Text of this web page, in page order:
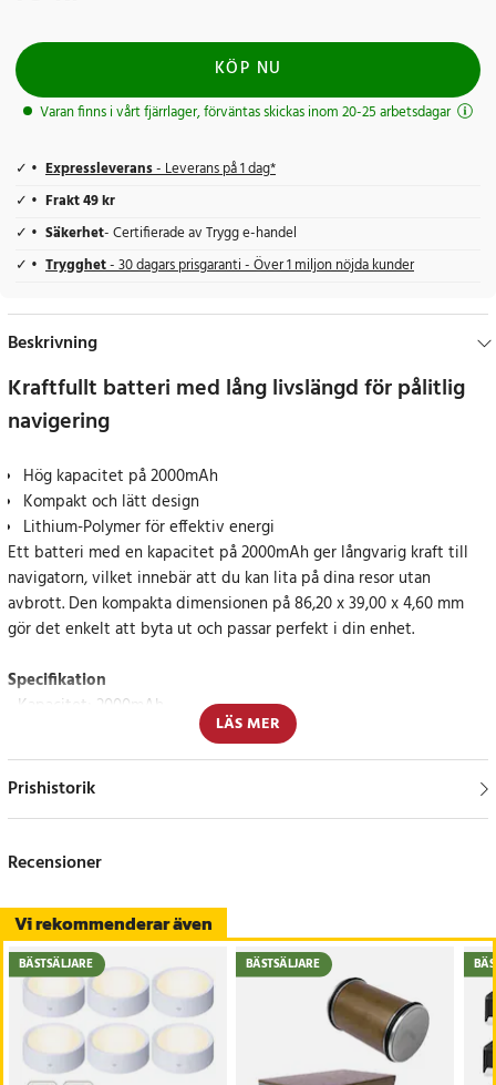
KÖP NU
Varan finns i vårt fjärrlager, förväntas skickas inom 20-25 arbetsdagar
Expressleverans- Leverans på 1 dag*
Frakt 49 kr
Säkerhet- Certifierade av Trygg e-handel
Trygghet- 30 dagars prisgaranti - Över 1 miljon nöjda kunder
Beskrivning
Kraftfullt batteri med lång livslängd för pålitlig
navigering
Hög kapacitet på 2000mAh
Kompakt och lätt design
Lithium-Polymer för effektiv energi
Ett batteri med en kapacitet på 2000mAh ger långvarig kraft till
navigatorn, vilket innebär att du kan lita på dina resor utan
avbrott. Den kompakta dimensionen på 86,20 x 39,00 x 4,60 mm
gör det enkelt att byta ut och passar perfekt i din enhet.
Specifikation
- Kapacitet: 2000mAh
- Typ: Li-Polymer
Delnummer
RAND MCNALLY MLP454094
Artikelnummer API-111192
LÄS MER
Prishistorik
Vi rekommenderar även
BÄSTSÄLJARE BÄSTSÄLJARE
Recensioner